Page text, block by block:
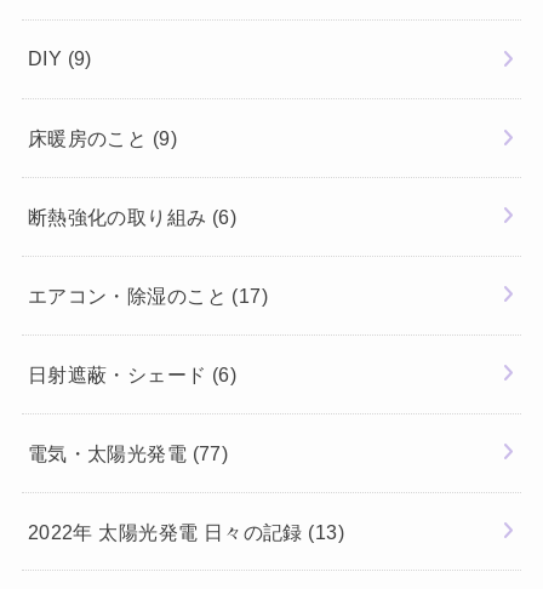
DIY (9)
床暖房のこと (9)
断熱強化の取り組み (6)
エアコン・除湿のこと (17)
日射遮蔽・シェード (6)
電気・太陽光発電 (77)
2022年 太陽光発電 日々の記録 (13)